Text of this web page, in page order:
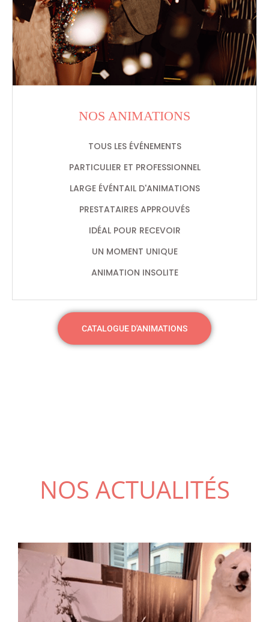
NOS ANIMATIONS
TOUS LES ÉVÉNEMENTS
PARTICULIER ET PROFESSIONNEL
LARGE ÉVÉNTAIL D'ANIMATIONS
PRESTATAIRES APPROUVÉS
IDÉAL POUR RECEVOIR
UN MOMENT UNIQUE
ANIMATION INSOLITE
CATALOGUE D'ANIMATIONS
NOS ACTUALITÉS